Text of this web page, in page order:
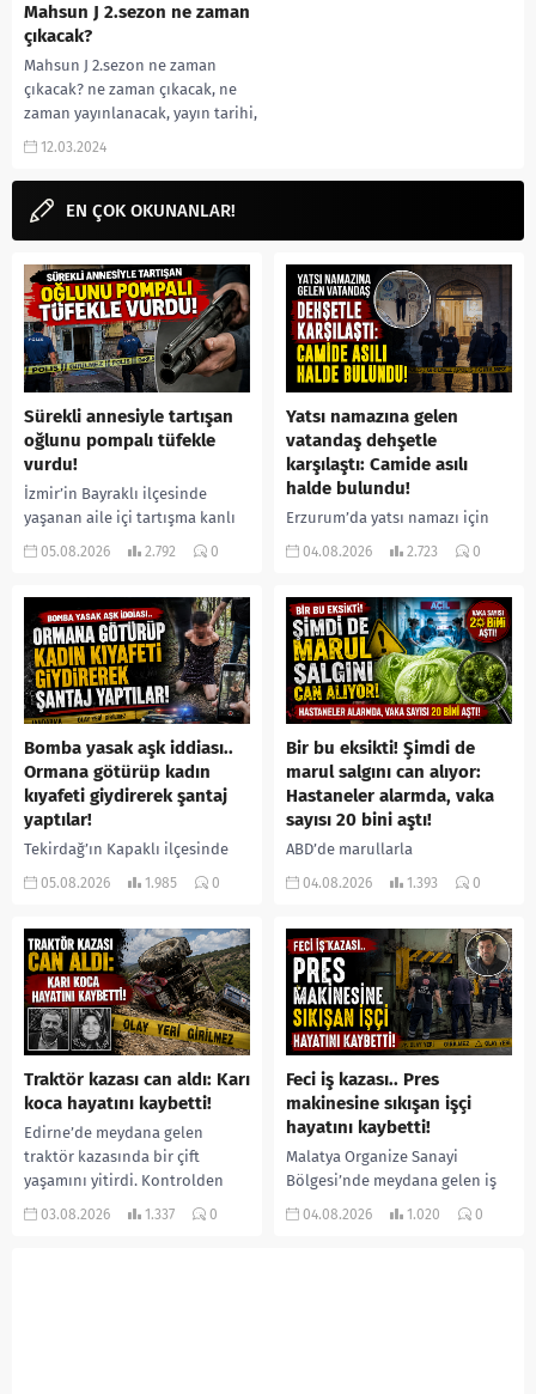
Mahsun J 2.sezon ne zaman
çıkacak?
Mahsun J 2.sezon ne zaman
çıkacak? ne zaman çıkacak, ne
zaman yayınlanacak, yayın tarihi,
gelecek mi, 2.sezon 1.bölüm full
12.03.2024
EN ÇOK OKUNANLAR!
Sürekli annesiyle tartışan
oğlunu pompalı tüfekle
vurdu!
İzmir’in Bayraklı ilçesinde
yaşanan aile içi tartışma kanlı
bitti. İddiaya göre, uzun süredir
05.08.2026 2.792 0
Yatsı namazına gelen
vatandaş dehşetle
karşılaştı: Camide asılı
halde bulundu!
Erzurum’da yatsı namazı için
camiye gelen bir vatandaş,
yerine sevk edilen...
04.08.2026 2.723 0
Bomba yasak aşk iddiası..
Ormana götürüp kadın
kıyafeti giydirerek şantaj
yaptılar!
Tekirdağ’ın Kapaklı ilçesinde
bir kişiyi, arkadaşının eşiyle
kadın kıyafetleri giydirdiği,
özür videosu çektirip...
05.08.2026 1.985 0
Bir bu eksikti! Şimdi de
marul salgını can alıyor:
Hastaneler alarmda, vaka
sayısı 20 bini aştı!
ABD’de marullarla
ilişkilendirilen siklospora
salgında vaka sayısının 20 bini
aştığı belirtilirken, sağlık...
04.08.2026 1.393 0
Traktör kazası can aldı: Karı
koca hayatını kaybetti!
Edirne’de meydana gelen
traktör kazasında bir çift
yaşamını yitirdi. Kontrolden
çıkarak devrilen traktörün
03.08.2026 1.337 0
Feci iş kazası.. Pres
makinesine sıkışan işçi
hayatını kaybetti!
Malatya Organize Sanayi
Bölgesi’nde meydana gelen iş
kazasında, pres makinesine
04.08.2026 1.020 0